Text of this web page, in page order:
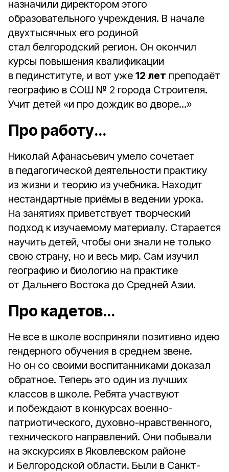
назначили директором этого
образовательного учреждения. В начале
двухтысячных его родиной
стал белгородский регион. Он окончил
курсы повышения квалификации
в пединституте, и вот уже 12 лет преподаёт
географию в СОШ № 2 города Строителя.
Учит детей «и про дождик во дворе…»
Про работу…
Николай Афанасьевич умело сочетает
в педагогической деятельности практику
из жизни и теорию из учебника. Находит
нестандартные приёмы в ведении урока.
На занятиях приветствует творческий
подход к изучаемому материалу. Старается
научить детей, чтобы они знали не только
свою страну, но и весь мир. Сам изучил
географию и биологию на практике
от Дальнего Востока до Средней Азии.
Про кадетов…
Не все в школе восприняли позитивно идею
гендерного обучения в среднем звене.
Но он со своими воспитанниками доказал
обратное. Теперь это один из лучших
классов в школе. Ребята участвуют
и побеждают в конкурсах военно-
патриотического, духовно-нравственного,
технического направлений. Они побывали
на экскурсиях в Яковлевском районе
и Белгородской области. Были в Санкт-